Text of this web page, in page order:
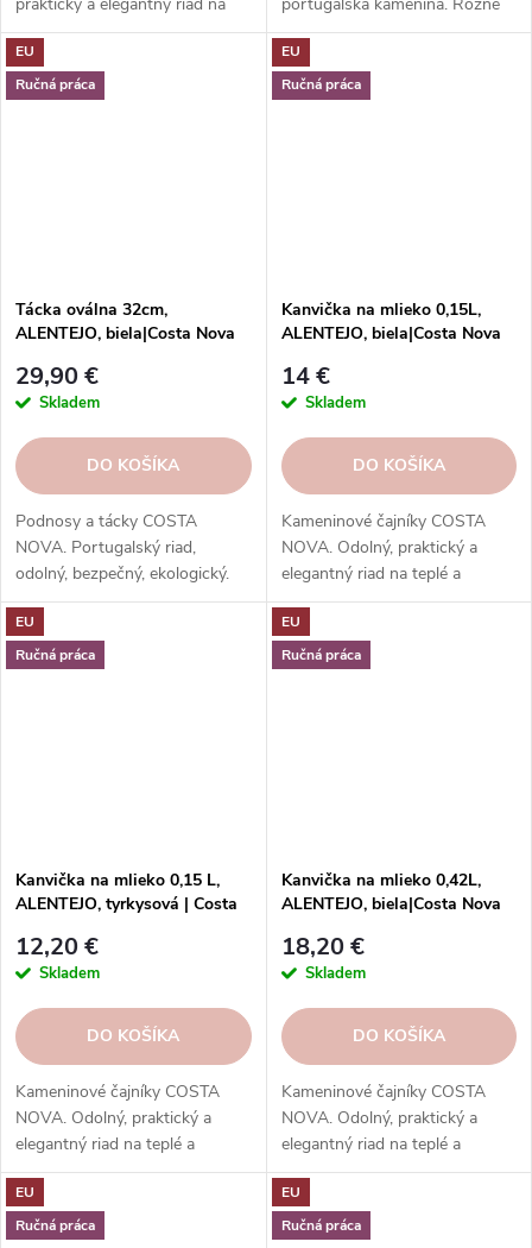
pečenie sladkých a slaných
jedál.
tvary, farby, vzory a veľkosti.
Objednajte si ich v našom e-
shope.
EU
Ručná práca
Tácka oválna 32cm,
ALENTEJO, biela|Costa Nova
29,90 €
Skladem
DO KOŠÍKA
Podnosy a tácky COSTA
NOVA. Portugalský riad,
odolný, bezpečný, ekologický.
Na servírovanie jedál, nápojov,
dezertov.
EU
Ručná práca
Kanvička na mlieko 0,15L,
ALENTEJO, biela|Costa Nova
14 €
Skladem
DO KOŠÍKA
Kameninové čajníky COSTA
NOVA. Odolný, praktický a
elegantný riad na teplé a
studené nápoje.
EU
Ručná práca
Kanvička na mlieko 0,15 L,
ALENTEJO, tyrkysová | Costa
12,20 €
Skladem
DO KOŠÍKA
Kameninové čajníky COSTA
NOVA. Odolný, praktický a
elegantný riad na teplé a
studené nápoje.
EU
Ručná práca
Kanvička na mlieko 0,42L,
ALENTEJO, biela|Costa Nova
18,20 €
Skladem
DO KOŠÍKA
Kameninové čajníky COSTA
NOVA. Odolný, praktický a
elegantný riad na teplé a
studené nápoje.
EU
Ručná práca
EU
Ručná práca